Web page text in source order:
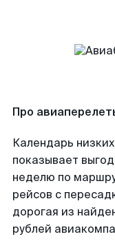
Про
Календарь
показывает
неделю по
рейсов с
дорогая из
рублей